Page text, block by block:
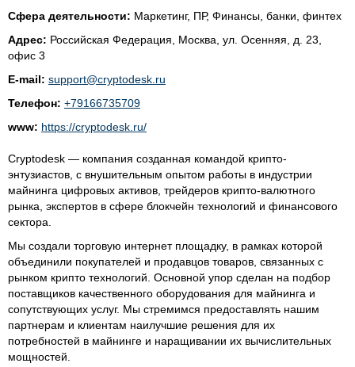
Сфера деятельности: Маркетинг, ПР, Финансы, банки, финтех
Адрес: Российcкая Федерация, Москва, ул. Осенняя, д. 23,
офис 3
E-mail: support@cryptodesk.ru
Телефон: +79166735709
www: https://cryptodesk.ru/
Cryptodesk — компания созданная командой крипто-
энтузиастов, с внушительным опытом работы в индустрии
майнинга цифровых активов, трейдеров крипто-валютного
рынка, экспертов в сфере блокчейн технологий и финансового
сектора.
Мы создали торговую интернет площадку, в рамках которой
объединили покупателей и продавцов товаров, связанных с
рынком крипто технологий. Основной упор сделан на подбор
поставщиков качественного оборудования для майнинга и
сопутствующих услуг. Мы стремимся предоставлять нашим
партнерам и клиентам наилучшие решения для их
потребностей в майнинге и наращивании их вычислительных
мощностей.